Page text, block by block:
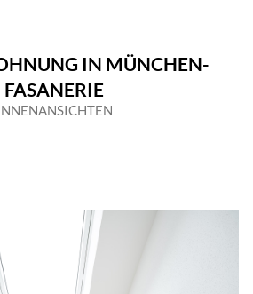
IN MÜNCHEN-
FASANERIE